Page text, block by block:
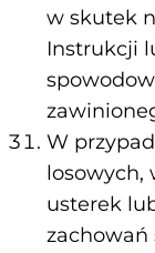
w skutek
Instrukcji
W
losowych,
usterek
zachowań